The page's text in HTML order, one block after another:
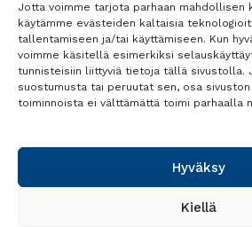
Jotta voimme tarjota parhaan mahdollisen
käytämme evästeiden kaltaisia
tallentamiseen ja/tai käyttämiseen. Kun
voimme käsitellä esimerkiksi
tunnisteisiin liittyviä tietoja tällä sivustolla.
suostumusta tai peruutat sen, osa
toiminnoista ei välttämättä toimi parhaalla
Hyväksy
Kiellä
017 618 0700
Kaikki yhteystiedot